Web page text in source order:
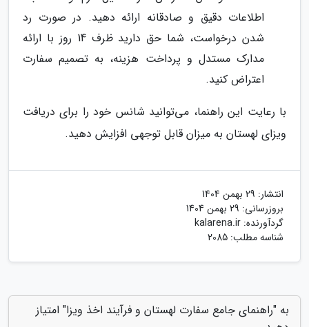
اطلاعات دقیق و صادقانه ارائه دهید. در صورت رد
شدن درخواست، شما حق دارید ظرف 14 روز با ارائه
مدارک مستدل و پرداخت هزینه، به تصمیم سفارت
اعتراض کنید.
با رعایت این راهنما، می‌توانید شانس خود را برای دریافت
ویزای لهستان به میزان قابل توجهی افزایش دهید.
انتشار: 29 بهمن 1404
بروزرسانی: 29 بهمن 1404
گردآورنده: kalarena.ir
شناسه مطلب: 2085
به "راهنمای جامع سفارت لهستان و فرآیند اخذ ویزا" امتیاز